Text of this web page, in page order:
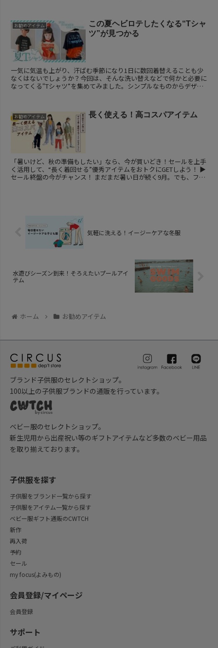
お勧めアイテム
この夏ヘビロテしたくなる“Tシャ
ツ”が見つかる
一気に気温も上がり、汗ばむ季節になり1日に数回着替えることも少
なくはないでしょうか？今回は、そんな洗い替えなどで何かと必要に
なってくる“Tシャツ”を集めてみました。シンプルなものからデザイ
お勧めアイテム 長く使える！高コスパアイテム
「暑いけど、秋の準備もしたい」なら、今が買いどき！セールを上手
く活用して、“長く着回せる”優秀アイテムをおトクにGETしよう！ ▶
セール終盤の今がチャンス！ まだまだ暑い日が続く9月。でも、ファ
気軽に洗える！イージーケアな冬服
水遊びシーズン到来！そろえたいプールアイ
テム
ホーム お勧めアイテム
ブランド子供服のセレクトショップ。
100以上の子供服ブランドの通販を行っています。
ベビー服のセレクトショップ。
新生児用から出産祝い等のギフトアイテムなど多数のベビー用品
を取り揃えております。
子供服を探す
子供服をブランド一覧から探す
子供服をアイテム一覧から探す
ベビー服ギフト通販のCWTCH
新作
再入荷
予約
セール
my focus(よみもの)
会員登録/マイページ
会員登録
サポート